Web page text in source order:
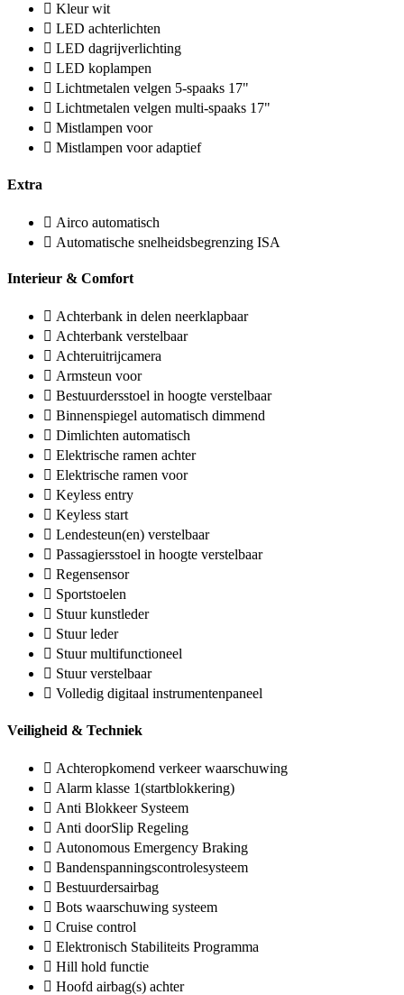
Kleur wit
LED achterlichten
LED dagrijverlichting
LED koplampen
Lichtmetalen velgen 5-spaaks 17"
Lichtmetalen velgen multi-spaaks 17"
Mistlampen voor
Mistlampen voor adaptief
Extra
Airco automatisch
Automatische snelheidsbegrenzing ISA
Interieur & Comfort
Achterbank in delen neerklapbaar
Achterbank verstelbaar
Achteruitrijcamera
Armsteun voor
Bestuurdersstoel in hoogte verstelbaar
Binnenspiegel automatisch dimmend
Dimlichten automatisch
Elektrische ramen achter
Elektrische ramen voor
Keyless entry
Keyless start
Lendesteun(en) verstelbaar
Passagiersstoel in hoogte verstelbaar
Regensensor
Sportstoelen
Stuur kunstleder
Stuur leder
Stuur multifunctioneel
Stuur verstelbaar
Volledig digitaal instrumentenpaneel
Veiligheid & Techniek
Achteropkomend verkeer waarschuwing
Alarm klasse 1(startblokkering)
Anti Blokkeer Systeem
Anti doorSlip Regeling
Autonomous Emergency Braking
Bandenspanningscontrolesysteem
Bestuurdersairbag
Bots waarschuwing systeem
Cruise control
Elektronisch Stabiliteits Programma
Hill hold functie
Hoofd airbag(s) achter